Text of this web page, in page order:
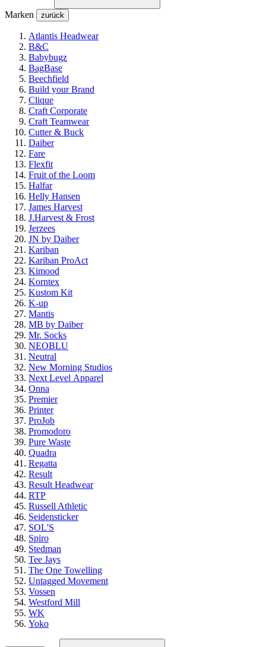
Marken zurück
Atlantis Headwear
B&C
Babybugz
BagBase
Beechfield
Build your Brand
Clique
Craft Corporate
Craft Teamwear
Cutter & Buck
Daiber
Fare
Flexfit
Fruit of the Loom
Halfar
Helly Hansen
James Harvest
J.Harvest & Frost
Jerzees
JN by Daiber
Kariban
Kariban ProAct
Kimood
Korntex
Kustom Kit
K-up
Mantis
MB by Daiber
Mr. Socks
NEOBLU
Neutral
New Morning Studios
Next Level Apparel
Onna
Premier
Printer
ProJob
Promodoro
Pure Waste
Quadra
Regatta
Result
Result Headwear
RTP
Russell Athletic
Seidensticker
SOL'S
Spiro
Stedman
Tee Jays
The One Towelling
Untagged Movement
Vossen
Westford Mill
WK
Yoko